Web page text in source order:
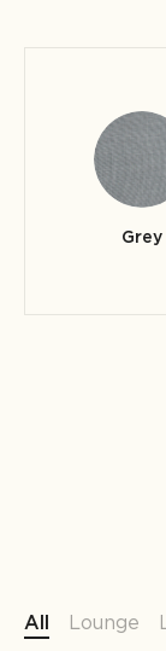
Grey
All Lounge